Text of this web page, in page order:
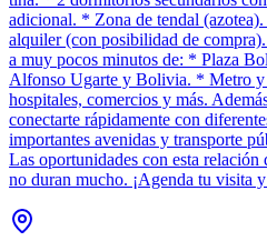
adicional. * Zona de tendal
alquiler (con posibilidad de
a muy pocos minutos de: * Plaza
Alfonso Ugarte y Bolivia. * Metro y
hospitales, comercios y más.
conectarte rápidamente con
importantes avenidas y transporte
Las oportunidades con esta
no duran mucho. ¡Agenda tu visita